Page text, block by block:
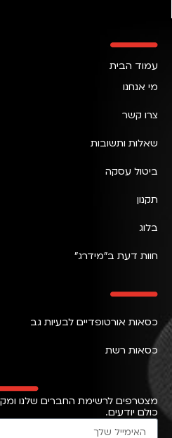
עמוד הבית
מי אנחנו
צרו קשר
שאלות ותשובות
ביטול עסקה
תקנון
בלוג
חוות דעת ב״מידרג״
כסאות אורטופדיים לבעיות גב
כסאות רשת
מצטרפים לרשימת החברים שלנו
כולם יודעים.